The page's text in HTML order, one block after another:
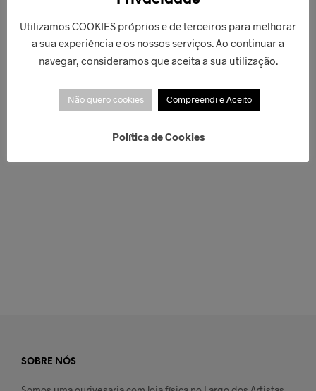
SOBRE NÓS
Utilizamos COOKIES próprios e de terceiros para melhorar
a sua experiência e os nossos serviços. Ao continuar a
navegar, consideramos que aceita a sua utilização.
Não quero cookies Compreendi e Aceito
Política de Cookies